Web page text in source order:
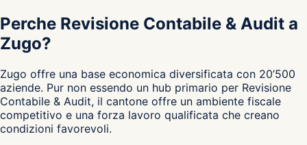
Perche Revisione Contabile & Audit a
Zugo?
Zugo offre una base economica diversificata con 20’500
aziende. Pur non essendo un hub primario per Revisione
Contabile & Audit, il cantone offre un ambiente fiscale
competitivo e una forza lavoro qualificata che creano
condizioni favorevoli.